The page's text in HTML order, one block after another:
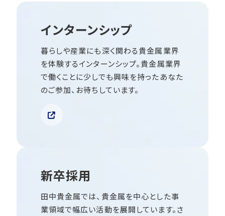
インターンシップ
暮らしや産業にも深く関わる貴金属業界
を体験するインターンシップ。貴金属業界
で働くことに少しでも興味を持ったあなた
のご参加、お待ちしています。
新卒採用
田中貴金属では、貴金属を中心とした事
業領域で幅広い活動を展開しています。さ